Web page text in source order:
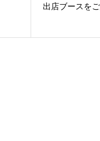
出店ブースを